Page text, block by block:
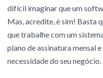
difícil imaginar que um
Mas, acredite, é sim! Basta
que trabalhe com um
plano de assinatura mensal
necessidade do seu negócio.